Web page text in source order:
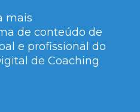
mais
de conteúdo de
e profissional do
de Coaching